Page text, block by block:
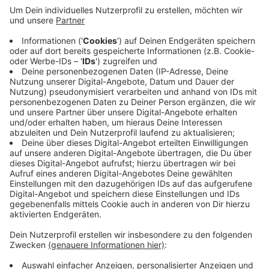
Anzeige
Deutlich gesunken ist die Zahl der Düsseldorfer, die
sich derzeit in Quarantäne befinden. Es sind knapp über
4.300 Menschen und damit 500 weniger als gestern.
Die sogenannte 7-Tages-Inzidenz liegt derzeit in
Düsseldorf bei 150,8. (21.11.: 159,3).
Hier gibt es weitere Infos:
Anzeige
Anzeige